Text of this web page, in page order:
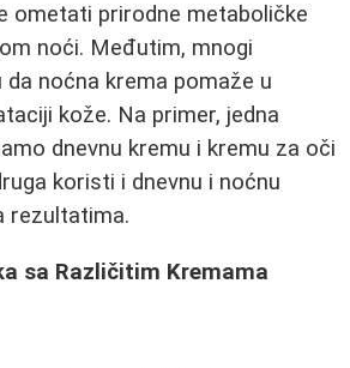
ometati prirodne metaboličke
noći. Međutim, mnogi
noćna krema pomaže u
kože. Na primer, jedna
dnevnu kremu i kremu za oči
koristi i dnevnu i noćnu
rezultatima.
sa Različitim Kremama